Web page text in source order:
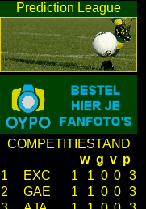
Prediction League
COMPETITIESTAND
w g v p
1
EXC 1 1 0 0 3
2
GAE 1 1 0 0 3